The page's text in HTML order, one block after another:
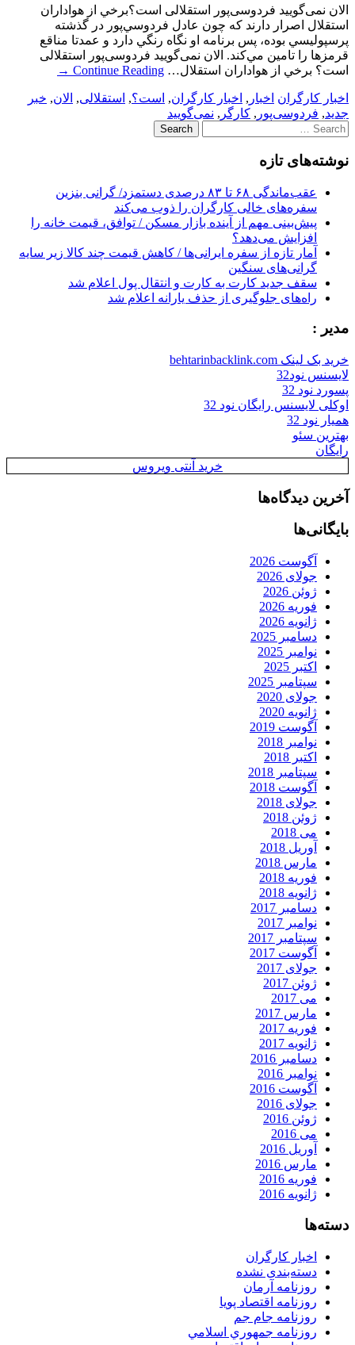
الان نمی‌گویید فردوسی‌پور استقلالی است؟برخي از هواداران
استقلال اصرار دارند كه چون عادل فردوسي‌پور در گذشته
پرسپوليسي بوده، پس برنامه او نگاه رنگي دارد و عمدتا مناقع
قرمزها را تامين مي‌كند. الان نمی‌گویید فردوسی‌پور استقلالی
است؟ برخي از هواداران استقلال… Continue Reading
→
اخبار کارگران اخبار , اخبار کارگران, است؟, استقلالی, الان, خبر
جدید, فردوسی‌پور , کارگر , نمی‌گویید
Search
for:
نوشته‌های تازه
عقب‌ماندگی ۶۸ تا ۸۳ درصدی دستمزد/ گرانی بنزین
سفره‌های خالی کارگران را ذوب می‌کند
پیش‌بینی مهم از آینده بازار مسکن / توافق، قیمت خانه را
افزایش می‌دهد؟
آمار تازه از سفره ایرانی‌ها / کاهش قیمت چند کالا زیر سایه
گرانی‌های سنگین
سقف جدید کارت به کارت و انتقال پول اعلام شد
راه‌های جلوگیری از حذف یارانه اعلام شد
مدیر :
خرید بک لینک behtarinbacklink.com
لایسنس نود32
پسورد نود 32
اوکلی لایسنس رایگان نود 32
همیار نود 32
بهترین سئو
رایگان
خرید آنتی ویروس
آخرین دیدگاه‌ها
بایگانی‌ها
آگوست 2026
جولای 2026
ژوئن 2026
فوریه 2026
ژانویه 2026
دسامبر 2025
نوامبر 2025
اکتبر 2025
سپتامبر 2025
جولای 2020
ژانویه 2020
آگوست 2019
نوامبر 2018
اکتبر 2018
سپتامبر 2018
آگوست 2018
جولای 2018
ژوئن 2018
می 2018
آوریل 2018
مارس 2018
فوریه 2018
ژانویه 2018
دسامبر 2017
نوامبر 2017
سپتامبر 2017
آگوست 2017
جولای 2017
ژوئن 2017
می 2017
مارس 2017
فوریه 2017
ژانویه 2017
دسامبر 2016
نوامبر 2016
آگوست 2016
جولای 2016
ژوئن 2016
می 2016
آوریل 2016
مارس 2016
فوریه 2016
ژانویه 2016
دسته‌ها
اخبار کارگران
دسته‌بندی نشده
روزنامه آرمان
روزنامه اقتصاد پویا
روزنامه جام جم
روزنامه جمهوري اسلامي